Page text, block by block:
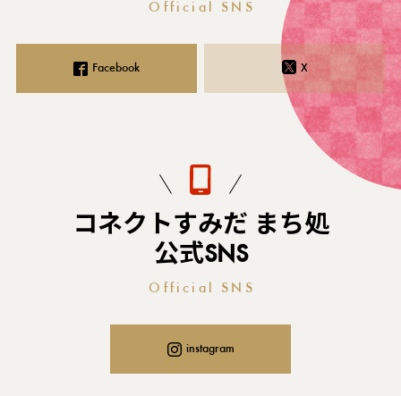
Official SNS
Facebook X
コネクトすみだ まち処
公式SNS
Official SNS
instagram